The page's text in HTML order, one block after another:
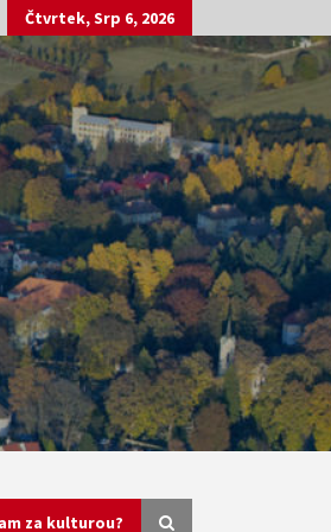
Čtvrtek, Srp 6, 2026
za kulturou?